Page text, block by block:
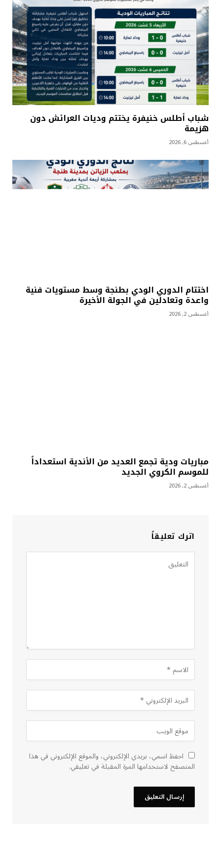
شباب أطلس خنيفرة يختتم وديات العرائش دون
هزيمة
أغسطس 6, 2026
اختتام الدوري الودي بطنجة وسط مستويات فنية
واعدة وتعادلين في الجولة الأخيرة
أغسطس 2, 2026
مباريات ودية تجمع العديد من الأندية استعداداً
للموسم الكروي الجديد
أغسطس 2, 2026
اترك تعليقاً
احفظ اسمي، بريدي الإلكتروني، والموقع الإلكتروني في هذا
المتصفح لاستخدامها المرة المقبلة في تعليقي.